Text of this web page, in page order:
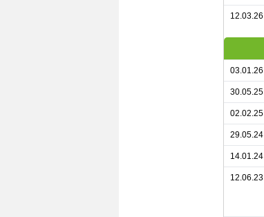
12.03.26
03.01.26
30.05.25
02.02.25
29.05.24
14.01.24
12.06.23